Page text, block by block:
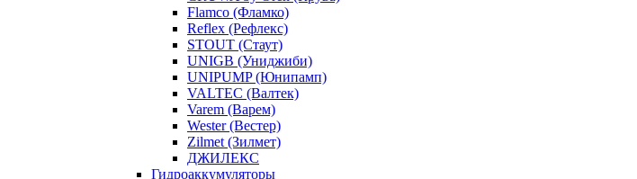
Flamco (Фламко)
Reflex (Рефлекс)
STOUT (Стаут)
UNIGB (Униджиби)
UNIPUMP (Юнипамп)
VALTEC (Валтек)
Varem (Варем)
Wester (Вестер)
Zilmet (Зилмет)
ДЖИЛЕКС
Гидроаккумуляторы